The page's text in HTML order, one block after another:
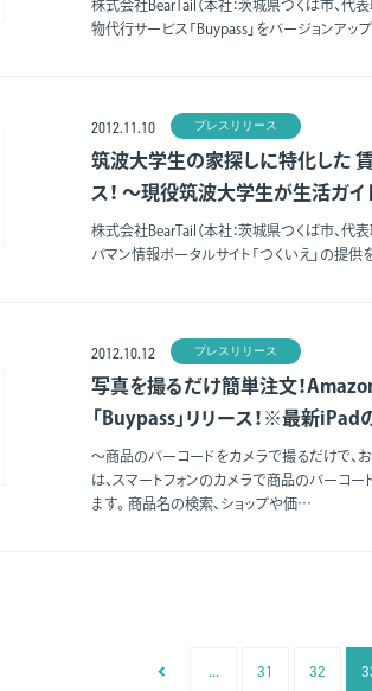
株式会社BearTail（本社：茨城県つくば市、代表
物代行サービス「Buypass」をバージョンア
2012.11.10 プレスリリース
筑波大学生の家探しに特化した 賃
ス！ ～現役筑波大学生が生活ガ
株式会社BearTail（本社：茨城県つくば市、代
パマン情報ポータルサイト「つくいえ」の提
2012.10.12 プレスリリース
写真を撮るだけ簡単注文！
「Buypass」リリース！※最新iPad
～商品のバーコードをカメラで撮るだけで、
は、スマートフォンのカメラで商品のバーコ
ます。商品名の検索、ショップや価…
... 31 32